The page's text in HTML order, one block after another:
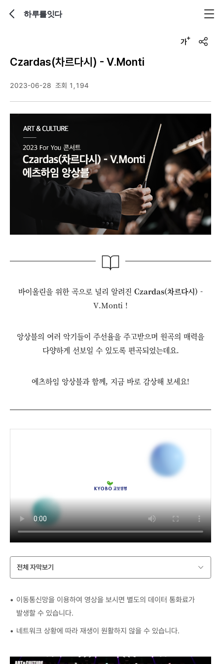
하루를잇다
u
Czardas(차르다시) - V.Monti
2023-06-28 조회 1,194
바이올린을 위한 곡으로 널리 알려진 Czardas(차르다시) -
V.Monti !
앙상블의 여러 악기들이 주선율을 주고받으며 원곡의 매력을
다양하게 선보일 수 있도록 편곡되었는데요.
에츠하임 앙상블과 함께, 지금 바로 감상해 보세요!
전체 자막보기
이동통신망을 이용하여 영상을 보시면 별도의 데이터 통화료가
발생할 수 있습니다.
네트워크 상황에 따라 재생이 원활하지 않을 수 있습니다.